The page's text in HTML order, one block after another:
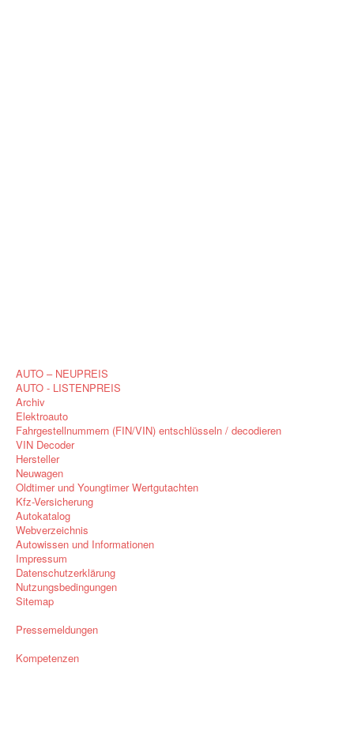
AUTO – NEUPREIS
AUTO - LISTENPREIS
Archiv
Elektroauto
Fahrgestellnummern (FIN/VIN) entschlüsseln / decodieren
VIN Decoder
Hersteller
Neuwagen
Oldtimer und Youngtimer Wertgutachten
Kfz-Versicherung
Autokatalog
Webverzeichnis
Autowissen und Informationen
Impressum
Datenschutzerklärung
Nutzungsbedingungen
Sitemap
Pressemeldungen
Kompetenzen